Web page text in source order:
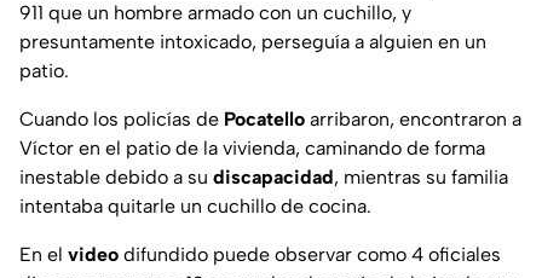
911 que un hombre armado con un cuchillo, y
presuntamente intoxicado, perseguía a alguien en un
patio.
Cuando los policías de Pocatello arribaron, encontraron a
Víctor en el patio de la vivienda, caminando de forma
inestable debido a su discapacidad, mientras su familia
intentaba quitarle un cuchillo de cocina.
En el video difundido puede observar como 4 oficiales